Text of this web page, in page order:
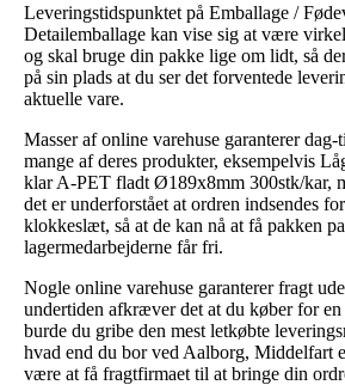
Leveringstidspunktet på Emballage /
Detailemballage kan vise sig at være
og skal bruge din pakke lige om lidt, så
på sin plads at du ser det forventede
aktuelle vare.
Masser af online varehuse garanterer
mange af deres produkter, eksempelvis
klar A-PET fladt Ø189x8mm 300stk/kar,
det er underforstået at ordren indsendes
klokkeslæt, så at de kan nå at få pakken
lagermedarbejderne får fri.
Nogle online varehuse garanterer fragt
undertiden afkræver det at du køber for
burde du gribe den mest letkøbte
hvad end du bor ved Aalborg, Middelfart
være at få fragtfirmaet til at bringe din